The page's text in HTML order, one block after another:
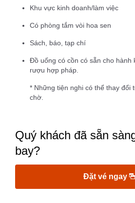
Khu vực kinh doanh/làm việc
Có phòng tắm vòi hoa sen
Sách, báo, tạp chí
Đồ uống có cồn có sẵn cho hành
rượu hợp pháp.
* Những tiện nghi có thể thay đổi
chờ.
Quý khách đã sẵn
bay?
Đặt vé ngay